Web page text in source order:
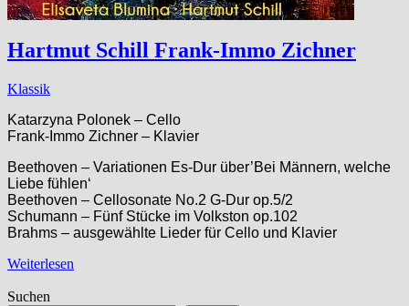
Hartmut Schill Frank-Immo Zichner
Klassik
Katarzyna Polonek – Cello
Frank-Immo Zichner – Klavier
Beethoven – Variationen Es-Dur über’Bei Männern, welche
Liebe fühlen‘
Beethoven – Cellosonate No.2 G-Dur op.5/2
Schumann – Fünf Stücke im Volkston op.102
Brahms – ausgewählte Lieder für Cello und Klavier
Weiterlesen
Suchen